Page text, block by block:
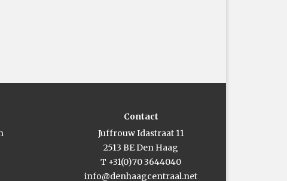
Contact
Juffrouw Idastraat 11
2513 BE Den Haag
T +31(0)70 3644040
info@denhaagcentraal.net